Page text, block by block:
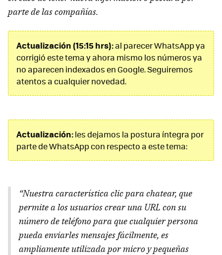
parte de las compañías.
Actualización (15:15 hrs):al parecer WhatsApp ya
corrigió este tema y ahora mismo los números ya
no aparecen indexados en Google. Seguiremos
atentos a cualquier novedad.
Actualización:les dejamos la postura íntegra por
parte de WhatsApp con respecto a este tema:
“Nuestra característica clic para chatear, que
permite a los usuarios crear una URL con su
número de teléfono para que cualquier persona
pueda enviarles mensajes fácilmente, es
ampliamente utilizada por micro y pequeñas